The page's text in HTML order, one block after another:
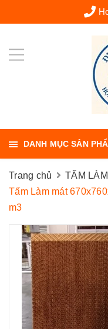
DANH MỤC SẢN
Trang chủ
TẤM
Tấm Làm mát
m3